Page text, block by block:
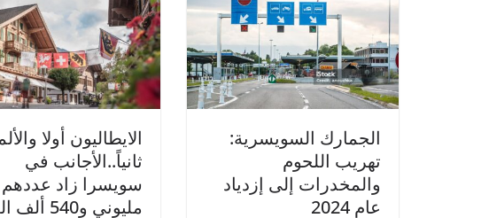
الجمارك السويسرية:
تهريب اللحوم
والمخدرات إلى إزدياد
عام 2024
الايطاليون أولا
ثانياً..الأجانب في
سويسرا زاد
مليوني و540